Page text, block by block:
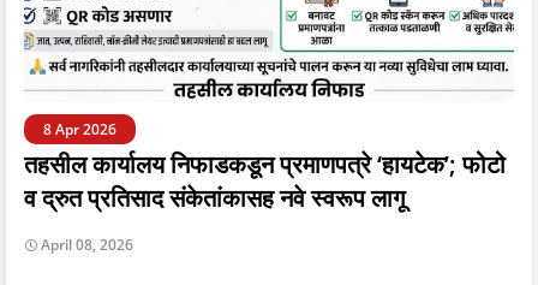
8 Apr 2026
तहसील कार्यालय निफाडकडून प्रमाणपत्रे ‘हायटेक’; फोटो
व द्रुत प्रतिसाद संकेतांकासह नवे स्वरूप लागू
April 08, 2026